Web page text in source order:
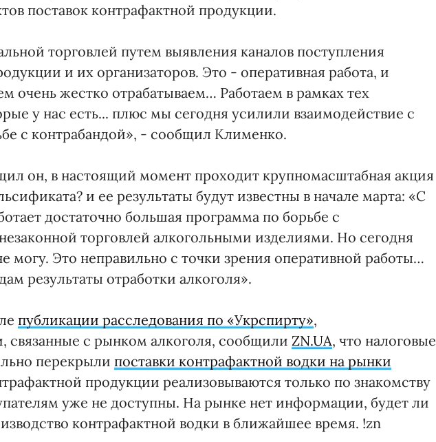
поставок контрафактной продукции.
торговлей путем выявления каналов поступления
и их организаторов. Это - оперативная работа, и
очень жестко отрабатываем… Работаем в рамках тех
у нас есть... плюс мы сегодня усилили взаимодействие с
с контрабандой», - сообщил Клименко.
он, в настоящий момент проходит крупномасштабная акция
и ее результаты будут известны в начале марта: «С
достаточно большая программа по борьбе с
торговлей алкогольными изделиями. Но сегодня
могу. Это неправильно с точки зрения оперативной работы…
результаты отработки алкоголя».
публикации расследования по «Укрспирту»,
связанные с рынком алкоголя, сообщили ZN.UA, что налоговые
перекрыли поставки контрафактной водки на рынки
продукции реализовываются только по знакомству
уже не доступны. На рынке нет информации, будет ли
контрафактной водки в ближайшее время. !zn